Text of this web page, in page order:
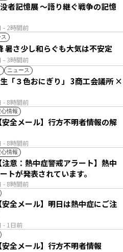
- 2時間前
者記憶展 ～語り継ぐ戦争の記憶
- 3時間前
8日(土)以降 暑さ少し和らぐも大気は不安定
ニュース
- 8時間前
「３色おにぎり」 3商工会議所 ×
情報
- 8時間前
全メール】行方不明者情報の解
情報
- 8時間前
意：熱中症警戒アラート】熱中
トが発表されています。
- 1日前
全メール】明日は熱中症にご注
全メール】行方不明者情報